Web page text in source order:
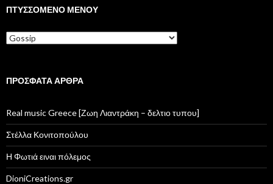
ΠΤΥΣΣΌΜΕΝΟ ΜΕΝΟΎ
Πτυσσόμενο
μενού
ΠΡΌΣΦΑΤΑ ΆΡΘΡΑ
Real music Greece [Ζωη Λιαντράκη – δελτιο τυπου]
Στέλλα Κονιτοπούλου
Η Φωτιά ειναι πόλεμος
DioniCreations.gr